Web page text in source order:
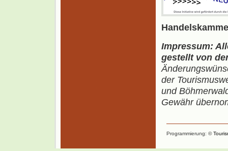
Impressum:
gestellt von
der
und
Gewähr
Programmierung: ©